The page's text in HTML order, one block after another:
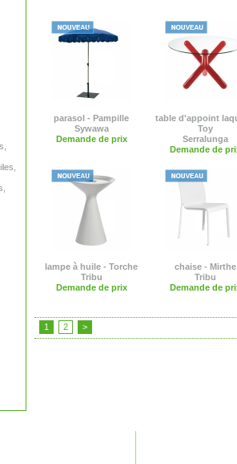
parasol - Pampille
Sywawa
Demande de prix
table d'appoint
Toy
Serralunga
Demande de
lampe à huile - Torche
Tribu
Demande de prix
chaise - Mirthe
Tribu
Demande de
1 2 >